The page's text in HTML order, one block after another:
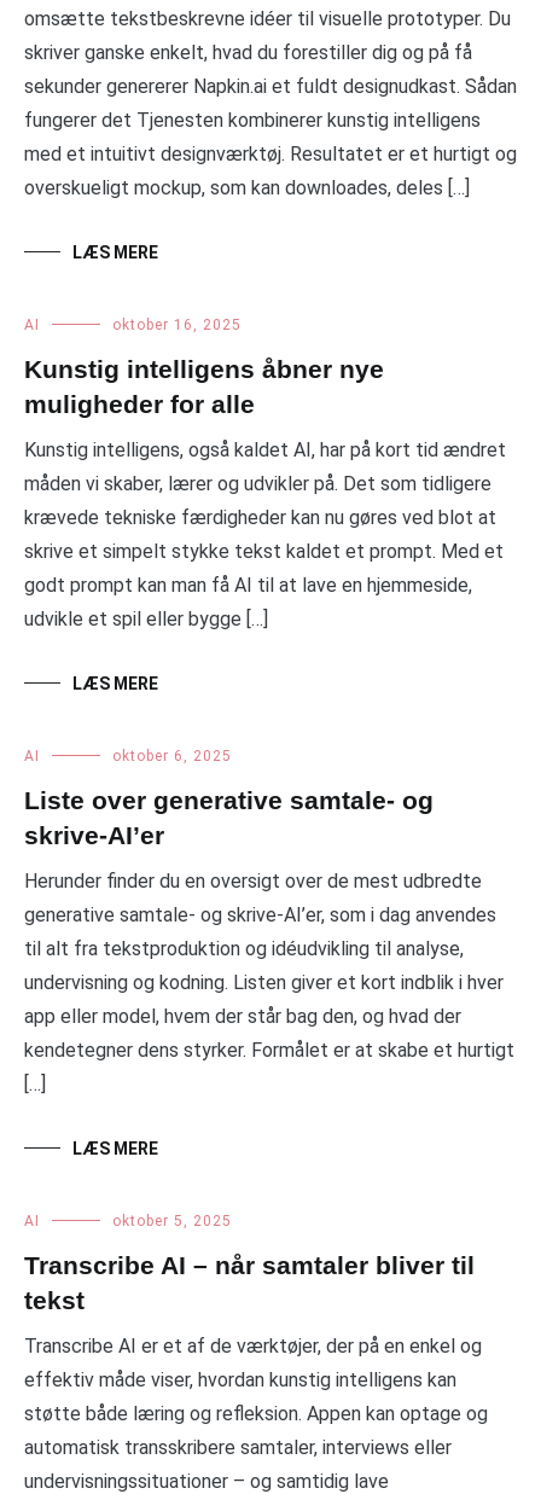
omsætte tekstbeskrevne idéer til visuelle prototyper. Du
skriver ganske enkelt, hvad du forestiller dig og på få
sekunder genererer Napkin.ai et fuldt designudkast. Sådan
fungerer det Tjenesten kombinerer kunstig intelligens
med et intuitivt designværktøj. Resultatet er et hurtigt og
overskueligt mockup, som kan downloades, deles […]
LÆS MERE
AI oktober 16, 2025
Kunstig intelligens åbner nye
muligheder for alle
Kunstig intelligens, også kaldet AI, har på kort tid ændret
måden vi skaber, lærer og udvikler på. Det som tidligere
krævede tekniske færdigheder kan nu gøres ved blot at
skrive et simpelt stykke tekst kaldet et prompt. Med et
godt prompt kan man få AI til at lave en hjemmeside,
udvikle et spil eller bygge […]
LÆS MERE
AI oktober 6, 2025
Liste over generative samtale- og
skrive-AI’er
Herunder finder du en oversigt over de mest udbredte
generative samtale- og skrive-AI’er, som i dag anvendes
til alt fra tekstproduktion og idéudvikling til analyse,
undervisning og kodning. Listen giver et kort indblik i hver
app eller model, hvem der står bag den, og hvad der
kendetegner dens styrker. Formålet er at skabe et hurtigt
[…]
LÆS MERE
AI oktober 5, 2025
Transcribe AI – når samtaler bliver til
tekst
Transcribe AI er et af de værktøjer, der på en enkel og
effektiv måde viser, hvordan kunstig intelligens kan
støtte både læring og refleksion. Appen kan optage og
automatisk transskribere samtaler, interviews eller
undervisningssituationer – og samtidig lave